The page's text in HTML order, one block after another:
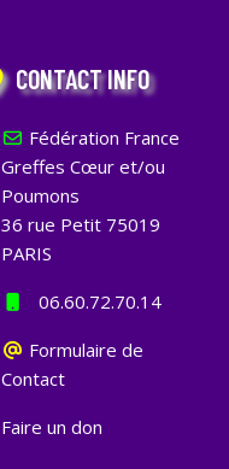
CONTACT INFO
Fédération France
Greffes Cœur et/ou
Poumons
36 rue Petit 75019
PARIS
06.60.72.70.14
Formulaire de
Contact
Faire un don